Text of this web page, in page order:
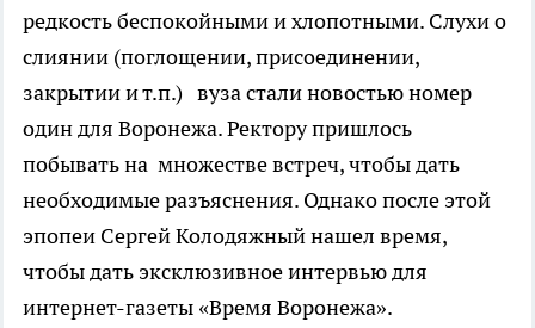
редкость беспокойными и хлопотными. Слухи о
слиянии (поглощении, присоединении,
закрытии и т.п.) вуза стали новостью номер
один для Воронежа. Ректору пришлось
побывать на множестве встреч, чтобы дать
необходимые разъяснения. Однако после этой
эпопеи Сергей Колодяжный нашел время,
чтобы дать эксклюзивное интервью для
интернет-газеты «Время Воронежа».